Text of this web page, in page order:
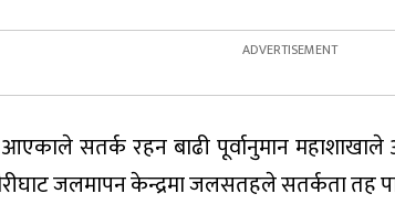
आएकाले सतर्क रहन बाढी पूर्वानुमान
जलमापन केन्द्रमा जलसतहले सतर्कता तह